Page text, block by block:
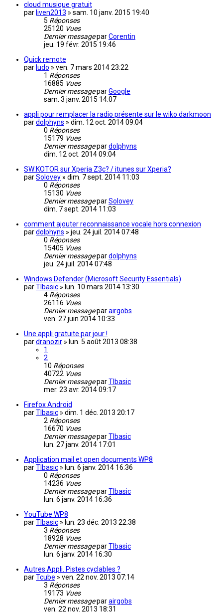
cloud musique gratuit
par liven2013 » sam. 10 janv. 2015 19:40
5 Réponses
25120 Vues
Dernier messageparCorentin
jeu. 19 févr. 2015 19:46
Quick remote
par ludo » ven. 7 mars 2014 23:22
1 Réponses
16885 Vues
Dernier messageparGoogle
sam. 3 janv. 2015 14:07
appli pour remplacer la radio présente sur le wiko darkmoon
pardolphyns » dim. 12 oct. 2014 09:04
0 Réponses
15179 Vues
Dernier messagepardolphyns
dim. 12 oct. 2014 09:04
SW:KOTOR sur Xperia Z3c? / itunes sur Xperia?
parSolovey » dim. 7 sept. 2014 11:03
0 Réponses
15130 Vues
Dernier messageparSolovey
dim. 7 sept. 2014 11:03
comment ajouter reconnaissance vocale hors connexion
pardolphyns » jeu. 24 juil. 2014 07:48
0 Réponses
15405 Vues
Dernier messagepardolphyns
jeu. 24 juil. 2014 07:48
Windows Defender (Microsoft Security Essentials)
parTIbasic » lun. 10 mars 2014 13:30
4 Réponses
26116 Vues
Dernier messageparairgobs
ven. 27 juin 2014 10:33
Une appli gratuite par jour !
pardranozir » lun. 5 août 2013 08:38
1
2
10 Réponses
40722 Vues
Dernier messageparTIbasic
mer. 23 avr. 2014 09:17
Firefox Android
parTIbasic » dim. 1 déc. 2013 20:17
2 Réponses
16670 Vues
Dernier messageparTIbasic
lun. 27 janv. 2014 17:01
Application mail et open documents WP8
parTIbasic » lun. 6 janv. 2014 16:36
0 Réponses
14236 Vues
Dernier messageparTIbasic
lun. 6 janv. 2014 16:36
YouTube WP8
parTIbasic » lun. 23 déc. 2013 22:38
3 Réponses
18928 Vues
Dernier messageparTIbasic
lun. 6 janv. 2014 16:30
Autres Appli. Pistes cyclables ?
parTcube » ven. 22 nov. 2013 07:14
3 Réponses
19173 Vues
Dernier messageparairgobs
ven. 22 nov. 2013 18:31